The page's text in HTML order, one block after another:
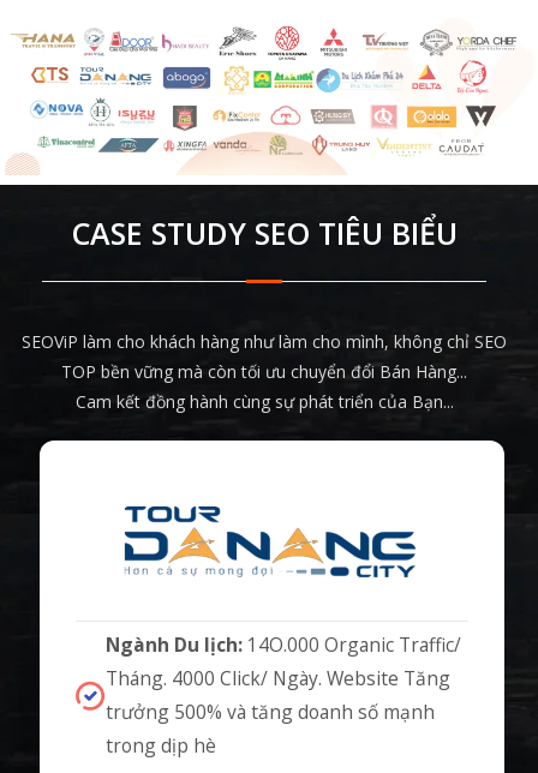
CASE STUDY SEO TIÊU BIỂU
SEOViP làm cho khách hàng như làm cho mình, không chỉ SEO
TOP bền vững mà còn tối ưu chuyển đổi Bán Hàng...
Cam kết đồng hành cùng sự phát triển của Bạn...
Ngành Du lịch: 14O.000 Organic Traffic/
Tháng. 4000 Click/ Ngày. Website Tăng
trưởng 500% và tăng doanh số mạnh
trong dịp hè